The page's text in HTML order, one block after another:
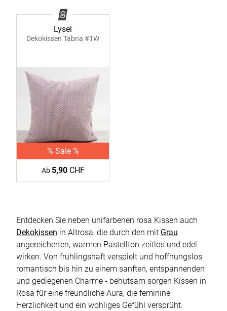
Lysel
Dekokissen Tabna #1W
% Sale %
Ab 5,90CHF
Entdecken Sie neben unifarbenen rosa Kissen auch
Dekokissen in Altrosa, die durch den mit Grau
angereicherten, warmen Pastellton zeitlos und edel
wirken. Von frühlingshaft verspielt und hoffnungslos
romantisch bis hin zu einem sanften, entspannenden
und gediegenen Charme - behutsam sorgen Kissen in
Rosa für eine freundliche Aura, die feminine
Herzlichkeit und ein wohliges Gefühl versprüht.